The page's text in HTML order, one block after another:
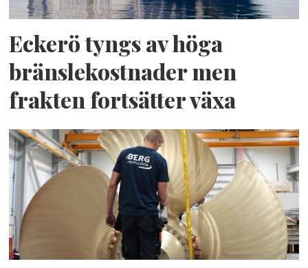
Eckerö tyngs av höga
bränslekostnader men
frakten fortsätter växa